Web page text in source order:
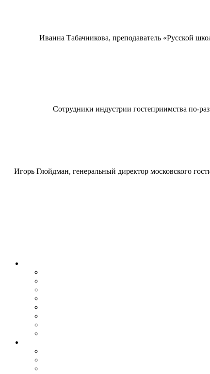
Иванна Табачникова, преподаватель «Русской
Сотрудники индустрии гостеприимства по-
Игорь Глойдман, генеральный директор московского